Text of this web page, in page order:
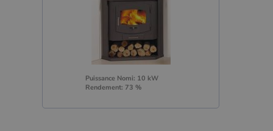
Puissance Nomi: 10 kW
Rendement: 73 %